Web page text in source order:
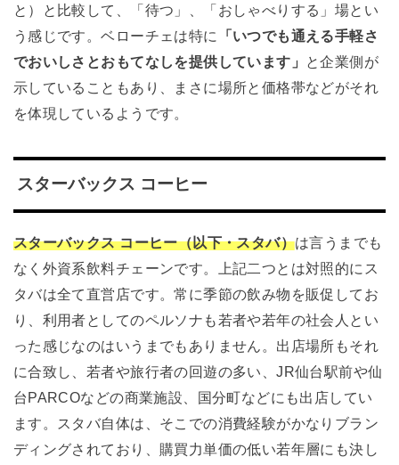
と）と比較して、「待つ」、「おしゃべりする」場とい
う感じです。ベローチェは特に
「いつでも通える手軽さ
でおいしさとおもてなしを提供しています」
と企業側が
示していることもあり、まさに場所と価格帯などがそれ
を体現しているようです。
スターバックス コーヒー
スターバックス コーヒー（以下・スタバ）は言うまでも
なく外資系飲料チェーンです。上記二つとは対照的にス
タバは全て直営店です。常に季節の飲み物を販促してお
り、利用者としてのペルソナも若者や若年の社会人とい
った感じなのはいうまでもありません。出店場所もそれ
に合致し、若者や旅行者の回遊の多い、JR仙台駅前や仙
台PARCOなどの商業施設、国分町などにも出店してい
ます。スタバ自体は、そこでの消費経験がかなりブラン
ディングされており、購買力単価の低い若年層にも決し